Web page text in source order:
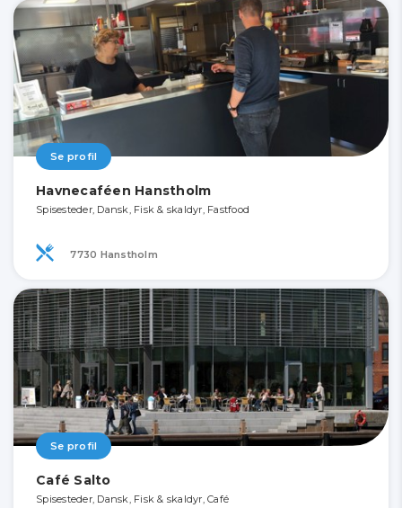
Se profil
Havnecaféen Hanstholm
Spisesteder, Dansk, Fisk & skaldyr, Fastfood
7730 Hanstholm
Se profil
Café Salto
Spisesteder, Dansk, Fisk & skaldyr, Café